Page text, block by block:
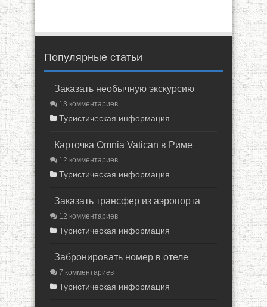
Популярные статьи
Заказать необычную экскурсию
13 комментариев
Туристическая информация
Карточка Omnia Vatican в Риме
12 комментариев
Туристическая информация
Заказать трансфер из аэропорта
12 комментариев
Туристическая информация
Забронировать номер в отеле
7 комментариев
Туристическая информация